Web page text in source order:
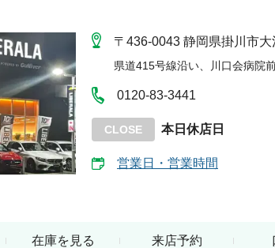
※「お気に入り
〒436-0043 静岡県掛川市大
県道415号線沿い、川口会病院
0120-83-3441
CLOSE 本日休店日
営業日・営業時間
在庫を見る 来店予約